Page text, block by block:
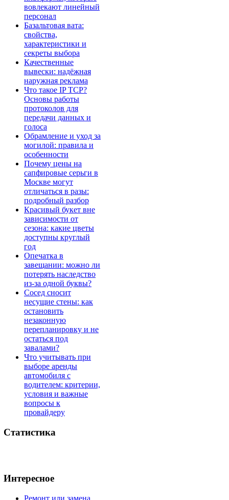
вовлекают линейный
персонал
Базальтовая вата:
свойства,
характеристики и
секреты выбора
Качественные
вывески: надёжная
наружная реклама
Что такое IP TCP?
Основы работы
протоколов для
передачи данных и
голоса
Обрамление и уход за
могилой: правила и
особенности
Почему цены на
сапфировые серьги в
Москве могут
отличаться в разы:
подробный разбор
Красивый букет вне
зависимости от
сезона: какие цветы
доступны круглый
год
Опечатка в
завещании: можно ли
потерять наследство
из-за одной буквы?
Сосед сносит
несущие стены: как
остановить
незаконную
перепланировку и не
остаться под
завалами?
Что учитывать при
выборе аренды
автомобиля с
водителем: критерии,
условия и важные
вопросы к
провайдеру
Статистика
Интересное